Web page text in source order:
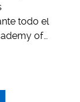
todo el
of…